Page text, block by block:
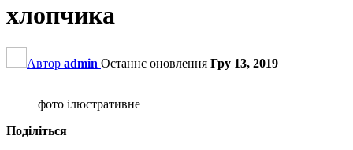
хлопчика
Автор admin Останнє оновлення Гру 13, 2019
фото ілюстративне
Поділіться